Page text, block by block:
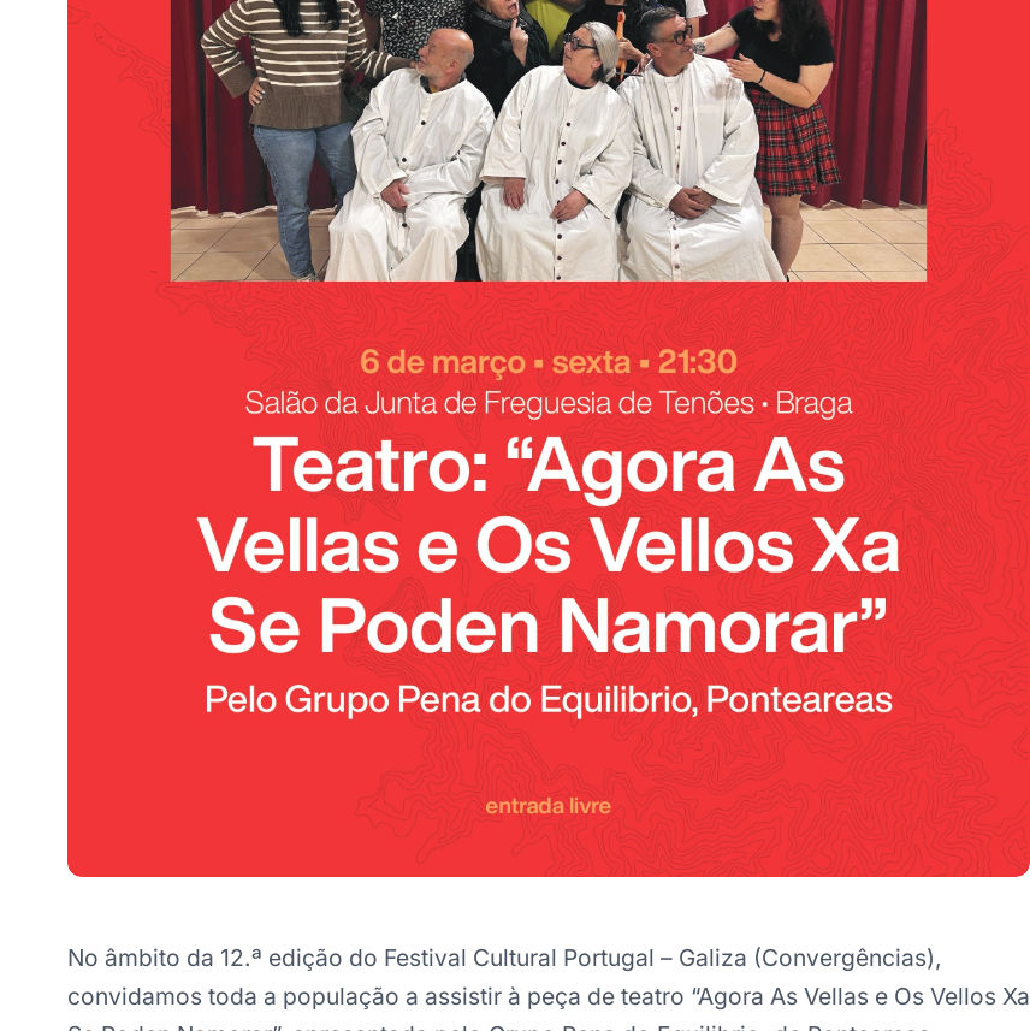
No âmbito da 12.ª edição do Festival Cultural Portugal – Galiza (Convergências),
convidamos toda a população a assistir à peça de teatro “Agora As Vellas e Os Vellos Xa